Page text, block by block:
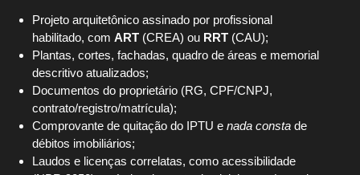
Projeto arquitetônico assinado por profissional
habilitado, com ART (CREA) ou RRT (CAU);
Plantas, cortes, fachadas, quadro de áreas e memorial
descritivo atualizados;
Documentos do proprietário (RG, CPF/CNPJ,
contrato/registro/matrícula);
Comprovante de quitação do IPTU e nada consta de
débitos imobiliários;
Laudos e licenças correlatas, como acessibilidade